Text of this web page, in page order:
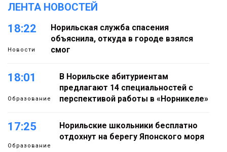
ЛЕНТА НОВОСТЕЙ
18:22
Новости
Норильская служба спасения
объяснила, откуда в городе взялся
смог
18:01
Образование
В Норильске абитуриентам
предлагают 14 специальностей с
перспективой работы в «Норникеле»
17:25
Образование
Норильские школьники бесплатно
отдохнут на берегу Японского моря